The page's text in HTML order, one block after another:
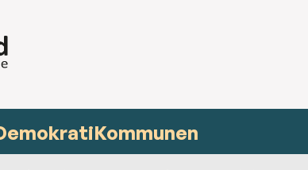
Kommunen